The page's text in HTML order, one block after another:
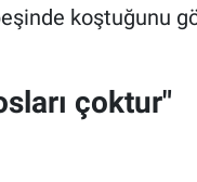
koştuğunu
çoktur"